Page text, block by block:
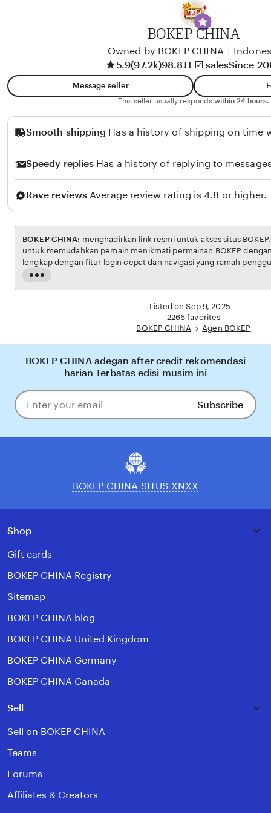
l
o
BOKEP CHINA
Owned by BOKEP CHINA
5.9(97.2k)98.8JT ☑️ salesSince
Message seller
This seller usually responds within 24 hours.
Smooth shipping Has a history of shipping on time
Speedy replies Has a history of replying to
Rave reviews Average review rating is 4.8 or higher.
Read
the
BOKEP CHINA:
untuk memudahkan pemain menikmati permainan BOKEP dengan aman dan transparan,
lengkap dengan fitur login cepat dan navigasi yang ramah pengguna. Setiap transaksi
dijamin aman, sementara update hasil dan informasi permainan selalu tersedia secara real-
Listed on Sep 9, 2025
2266 favorites
BOKEP CHINA
Agen BOKEP
BOKEP CHINA adegan after credit rekomendasi
harian Terbatas edisi musim ini
Enter
your
Subscribe
BOKEP CHINA SITUS XNXX
Shop
Gift cards
BOKEP CHINA Registry
Sitemap
BOKEP CHINA blog
BOKEP CHINA United Kingdom
BOKEP CHINA Germany
BOKEP CHINA Canada
Sell
Sell on BOKEP CHINA
Teams
Forums
Affiliates & Creators